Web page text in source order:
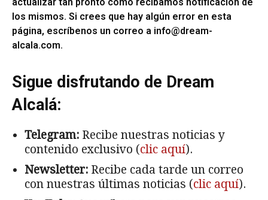
los mismos. Si crees que hay algún error en esta
página, escríbenos un correo a info@dream-
alcala.com.
Sigue disfrutando de Dream
Alcalá:
Telegram: Recibe nuestras noticias y
contenido exclusivo (clic aquí).
Newsletter: Recibe cada tarde un correo
con nuestras últimas noticias (clic aquí).